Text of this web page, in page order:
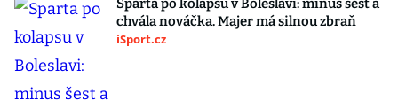
Sparta po kolapsu v Boleslavi: minus šest a
chvála nováčka. Majer má silnou zbraň
iSport.cz